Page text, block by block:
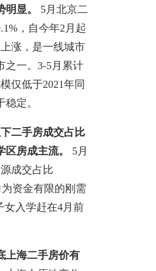
显。
5月北京二
，自今年2月起
涨，是一线城市
之一。3-5月累计
仅低于2021年同
定。
二手房成交占比
房成主流。
5月
成交占比
资金有限的刚需
女入学赶在4月前
上海二手房价有